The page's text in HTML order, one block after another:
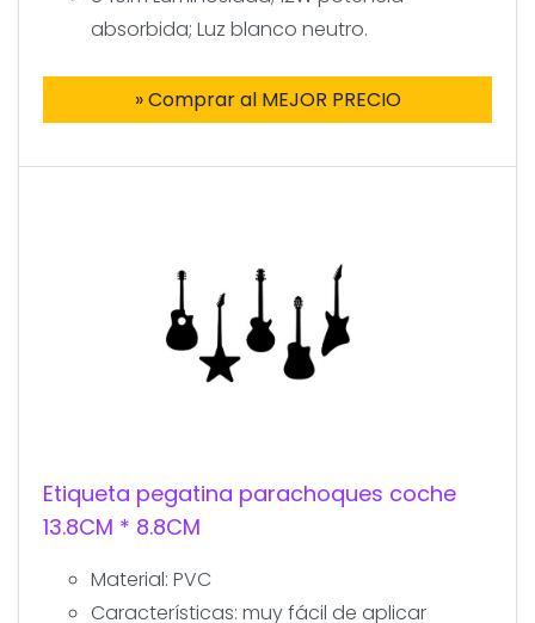
absorbida; Luz blanco neutro.
» Comprar al MEJOR PRECIO
Etiqueta pegatina parachoques coche
13.8CM * 8.8CM
Material: PVC
Características: muy fácil de aplicar